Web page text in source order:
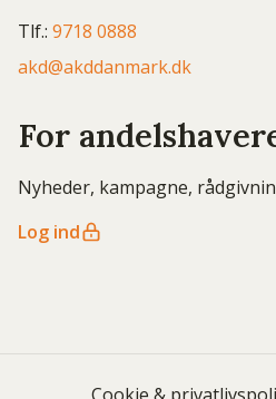
Tlf.: 9718 0888
akd@akddanmark.dk
For
Nyheder, kampagne,
Log ind